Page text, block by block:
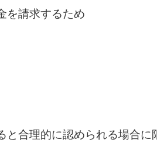
を請求するため
合理的に認められる場合